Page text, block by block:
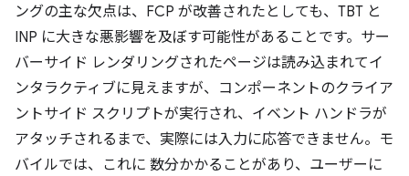
ングの主な欠点は、FCP が改善されたとしても、TBT と
INP に大きな悪影響を及ぼす可能性があることです。サー
バーサイド レンダリングされたページは読み込まれてイ
ンタラクティブに見えますが、コンポーネントのクライア
ントサイド スクリプトが実行され、イベント ハンドラが
アタッチされるまで、実際には入力に応答できません。モ
バイルでは、これに 数分かかることがあり、ユーザーに